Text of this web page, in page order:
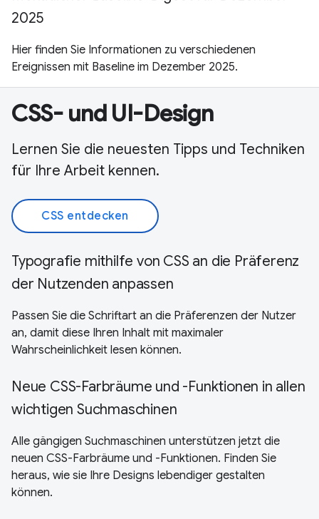
2025
Hier finden Sie Informationen zu verschiedenen
Ereignissen mit Baseline im Dezember 2025.
CSS- und UI-Design
Lernen Sie die neuesten Tipps und Techniken
für Ihre Arbeit kennen.
CSS entdecken
Typografie mithilfe von CSS an die Präferenz
der Nutzenden anpassen
Passen Sie die Schriftart an die Präferenzen der Nutzer
an, damit diese Ihren Inhalt mit maximaler
Wahrscheinlichkeit lesen können.
Neue CSS-Farbräume und -Funktionen in allen
wichtigen Suchmaschinen
Alle gängigen Suchmaschinen unterstützen jetzt die
neuen CSS-Farbräume und -Funktionen. Finden Sie
heraus, wie sie Ihre Designs lebendiger gestalten
können.